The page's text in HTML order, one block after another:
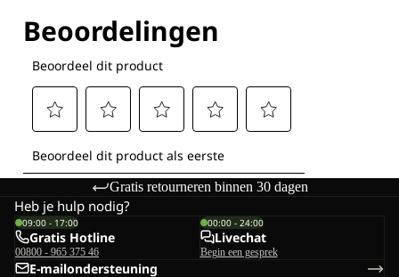
Gratis retourneren binnen 30 dagen
Heb je hulp nodig?
09:00 - 17:00
Gratis Hotline
00800 - 965 375 46
00:00 - 24:00
Livechat
Begin een gesprek
E-mailondersteuning